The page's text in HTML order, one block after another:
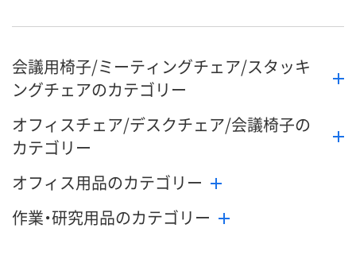
会議用椅子/ミーティングチェア/スタッキ
ングチェアのカテゴリー
オフィスチェア/デスクチェア/会議椅子の
カテゴリー
オフィス用品のカテゴリー
作業・研究用品のカテゴリー